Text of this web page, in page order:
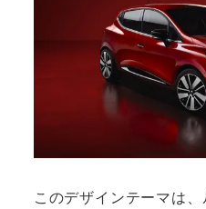
このデザインテーマは